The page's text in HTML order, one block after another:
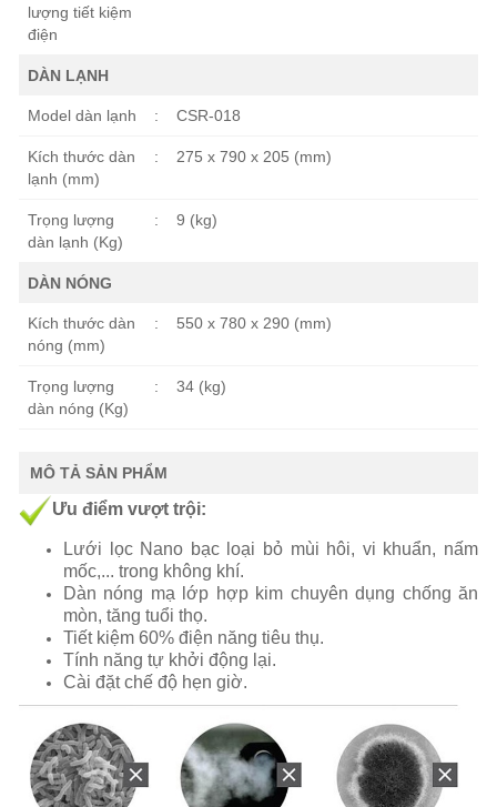
lượng tiết kiệm
điện
DÀN LẠNH
Model dàn lạnh : CSR-018
Kích thước dàn
lạnh (mm)
: 275 x 790 x 205 (mm)
Trọng lượng
dàn lạnh (Kg)
: 9 (kg)
DÀN NÓNG
Kích thước dàn
nóng (mm)
: 550 x 780 x 290 (mm)
Trọng lượng
dàn nóng (Kg)
: 34 (kg)
MÔ TẢ SẢN PHẨM
Ưu điểm vượt trội:
Lưới lọc Nano bạc loại bỏ mùi hôi, vi khuẩn, nấm
mốc,... trong không khí.
Dàn nóng mạ lớp hợp kim chuyên dụng chống ăn
mòn, tăng tuổi thọ.
Tiết kiệm 60% điện năng tiêu thụ.
Tính năng tự khởi động lại.
Cài đặt chế độ hẹn giờ.